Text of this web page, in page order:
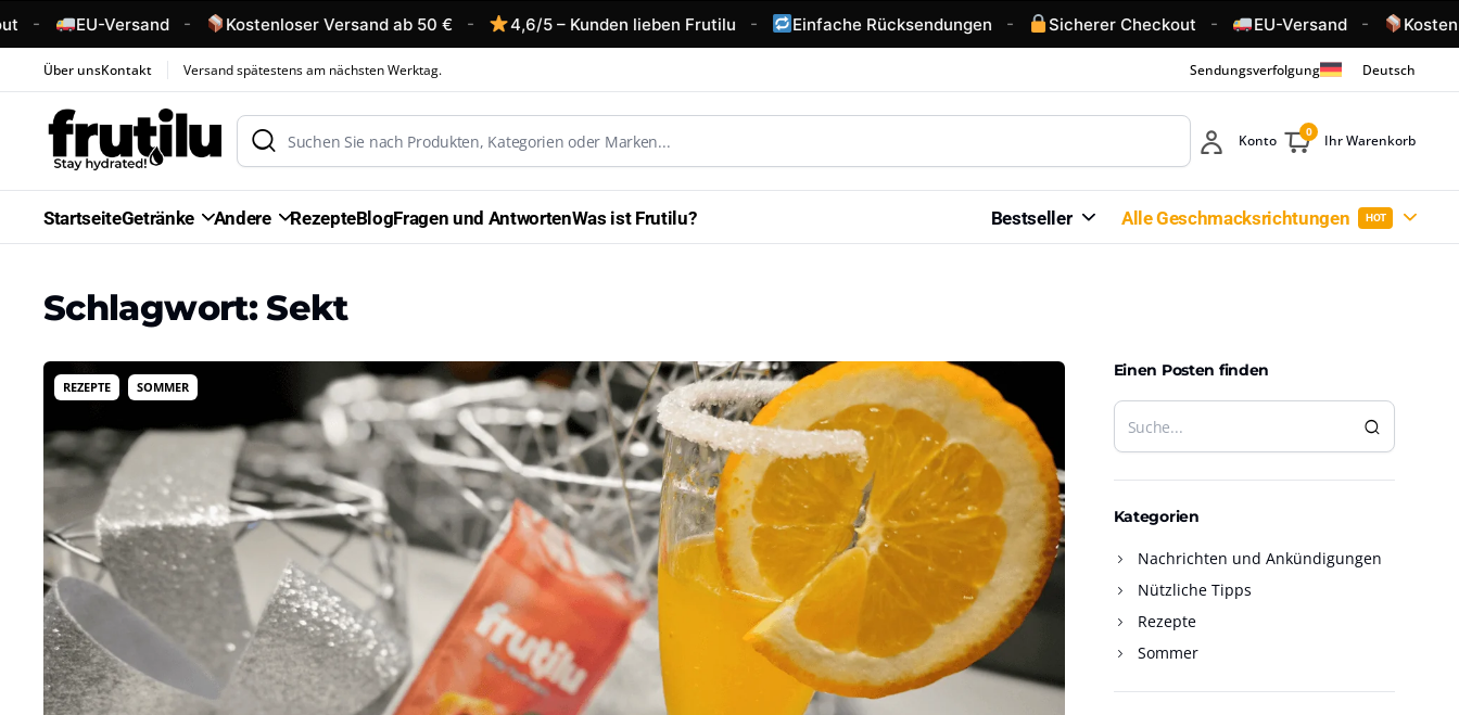
- EU-Versand - Kostenloser Versand ab 50 € - 4,6/5 – Kunden lieben Frutilu - Einfache Rücksendungen - Sicherer Checkout - EU-Versand -
Über unsKontakt Versand spätestens am nächsten Werktag. Sendungsverfolgung Deutsch
Konto 0 Ihr Warenkorb
StartseiteGetränke Andere RezepteBlogFragen und AntwortenWas ist Frutilu? Bestseller Alle Geschmacksrichtungen HOT
Schlagwort:Sekt
REZEPTE SOMMER
Einen Posten finden
Kategorien
Nachrichten und Ankündigungen
Nützliche Tipps
Rezepte
Sommer